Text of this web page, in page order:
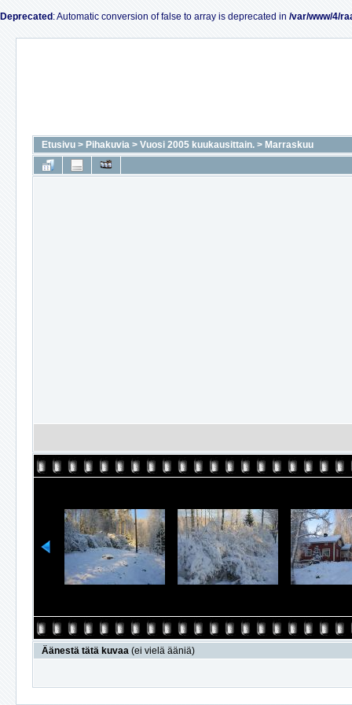
Deprecated : Automatic conversion of false to array is deprecated in /var/www/4/
Etusivu > Pihakuvia > Vuosi 2005 kuukausittain. > Marraskuu
Äänestä tätä kuvaa (ei vielä ääniä)